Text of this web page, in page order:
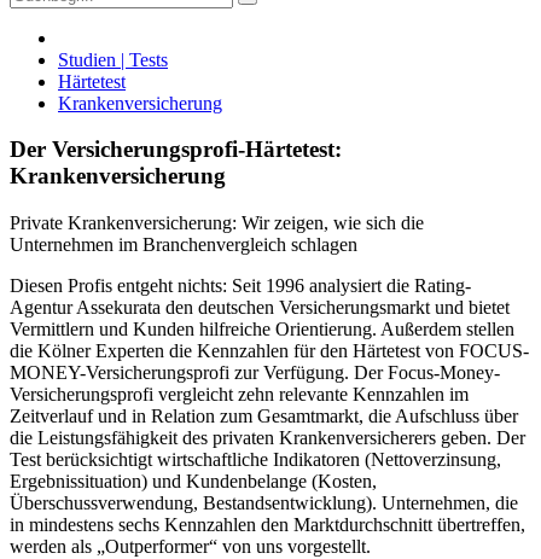
Studien | Tests
Härtetest
Krankenversicherung
Der Versicherungsprofi-Härtetest:
Krankenversicherung
Private Krankenversicherung: Wir zeigen, wie sich die
Unternehmen im Branchenvergleich schlagen
Diesen Profis entgeht nichts: Seit 1996 analysiert die Rating-
Agentur Assekurata den deutschen Versicherungsmarkt und bietet
Vermittlern und Kunden hilfreiche Orientierung. Außerdem stellen
die Kölner Experten die Kennzahlen für den Härtetest von FOCUS-
MONEY-Versicherungsprofi zur Verfügung. Der Focus-Money-
Versicherungsprofi vergleicht zehn relevante Kennzahlen im
Zeitverlauf und in Relation zum Gesamtmarkt, die Aufschluss über
die Leistungsfähigkeit des privaten Krankenversicherers geben. Der
Test berücksichtigt wirtschaftliche Indikatoren (Nettoverzinsung,
Ergebnissituation) und Kundenbelange (Kosten,
Überschussverwendung, Bestandsentwicklung). Unternehmen, die
in mindestens sechs Kennzahlen den Marktdurchschnitt übertreffen,
werden als „Outperformer“ von uns vorgestellt.